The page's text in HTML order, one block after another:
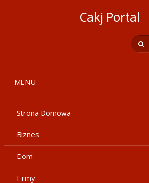
Cakj Portal
MENU
Strona Domowa
Biznes
Dom
Firmy